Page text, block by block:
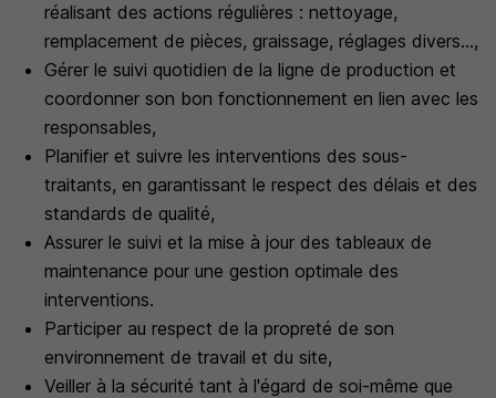
réalisant des actions régulières : nettoyage,
remplacement de pièces, graissage, réglages divers...,
Gérer le suivi quotidien de la ligne de production et
coordonner son bon fonctionnement en lien avec les
responsables,
Planifier et suivre les interventions des sous-
traitants, en garantissant le respect des délais et des
standards de qualité,
Assurer le suivi et la mise à jour des tableaux de
maintenance pour une gestion optimale des
interventions.
Participer au respect de la propreté de son
environnement de travail et du site,
Veiller à la sécurité tant à l'égard de soi-même que